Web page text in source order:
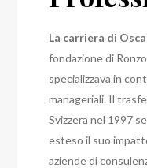
La carriera di
fondazione di
specializzava in
manageriali. Il
Svizzera nel 1997
esteso il suo
aziende di